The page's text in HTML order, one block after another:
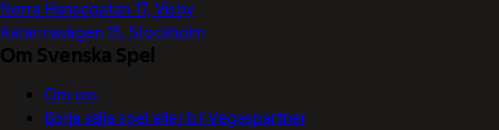
Norra Hansegatan 17, Visby
Katarinavägen 15, Stockholm
Om Svenska Spel
Om oss
Börja sälja spel eller bli Vegaspartner